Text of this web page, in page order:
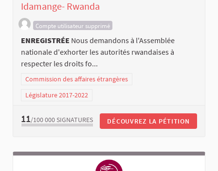
Idamange- Rwanda
Compte utilisateur supprimé
ENREGISTRÉE Nous demandons à l'Assemblée
nationale d'exhorter les autorités rwandaises à
respecter les droits fo...
Commission des affaires étrangères
Législature 2017-2022
11/100 000 SIGNATURES DÉCOUVREZ LA PÉTITION